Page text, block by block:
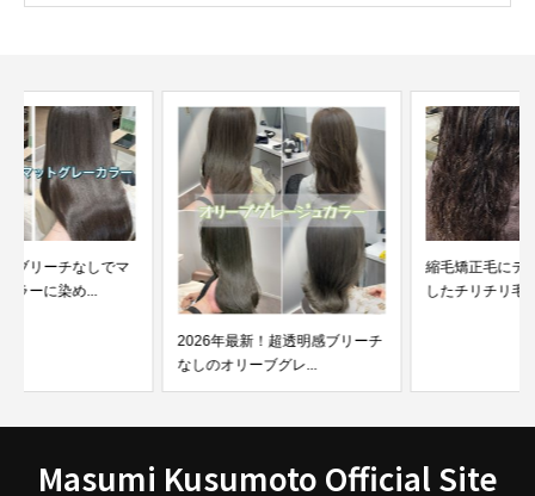
2026年最新！超透明感ブリーチ
なしのオリーブグレ...
縮毛矯正毛にデジパをして失敗
したチリチリ毛を髪質改...
Masumi Kusumoto Official Site